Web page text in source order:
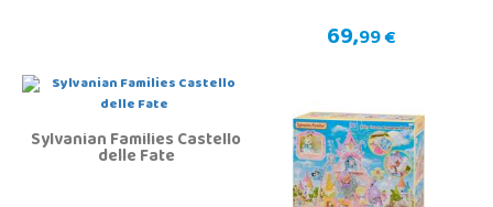
69,99 €
Sylvanian Families Castello
delle Fate